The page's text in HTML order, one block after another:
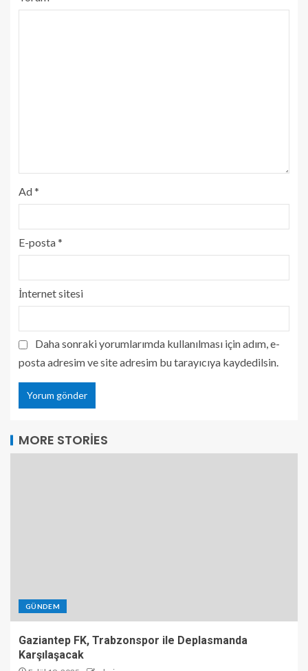
Ad*
E-posta*
İnternet sitesi
Daha sonraki yorumlarımda kullanılması için adım, e-
posta adresim ve site adresim bu tarayıcıya kaydedilsin.
MORE STORIES
GÜNDEM
Gaziantep FK, Trabzonspor ile Deplasmanda
Karşılaşacak